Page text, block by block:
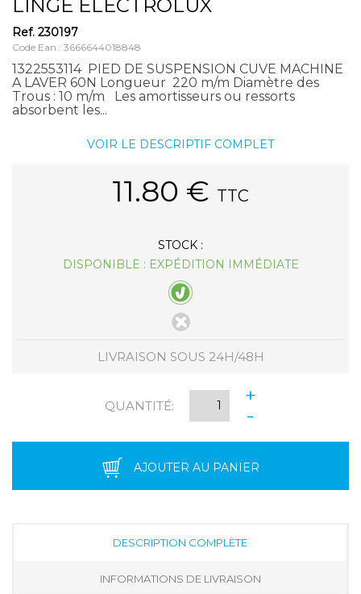
LINGE ELECTROLUX
Ref. 230197
Code Ean : 3666644018848
1322553114 PIED DE SUSPENSION CUVE MACHINE
A LAVER 60N Longueur 220 m/m Diamètre des
Trous : 10 m/m Les amortisseurs ou ressorts
absorbent les...
VOIR LE DESCRIPTIF COMPLET
11.80 € TTC
STOCK :
DISPONIBLE : EXPÉDITION IMMÉDIATE
LIVRAISON SOUS 24H/48H
QUANTITÉ:
+
-
AJOUTER AU PANIER
DESCRIPTION COMPLÈTE
INFORMATIONS DE LIVRAISON